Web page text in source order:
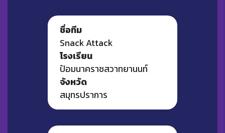
ชื่อทีม
Snack Attack
โรงเรียน
ป้อมนาคราชสวาทยานนท์
จังหวัด
สมุทรปราการ